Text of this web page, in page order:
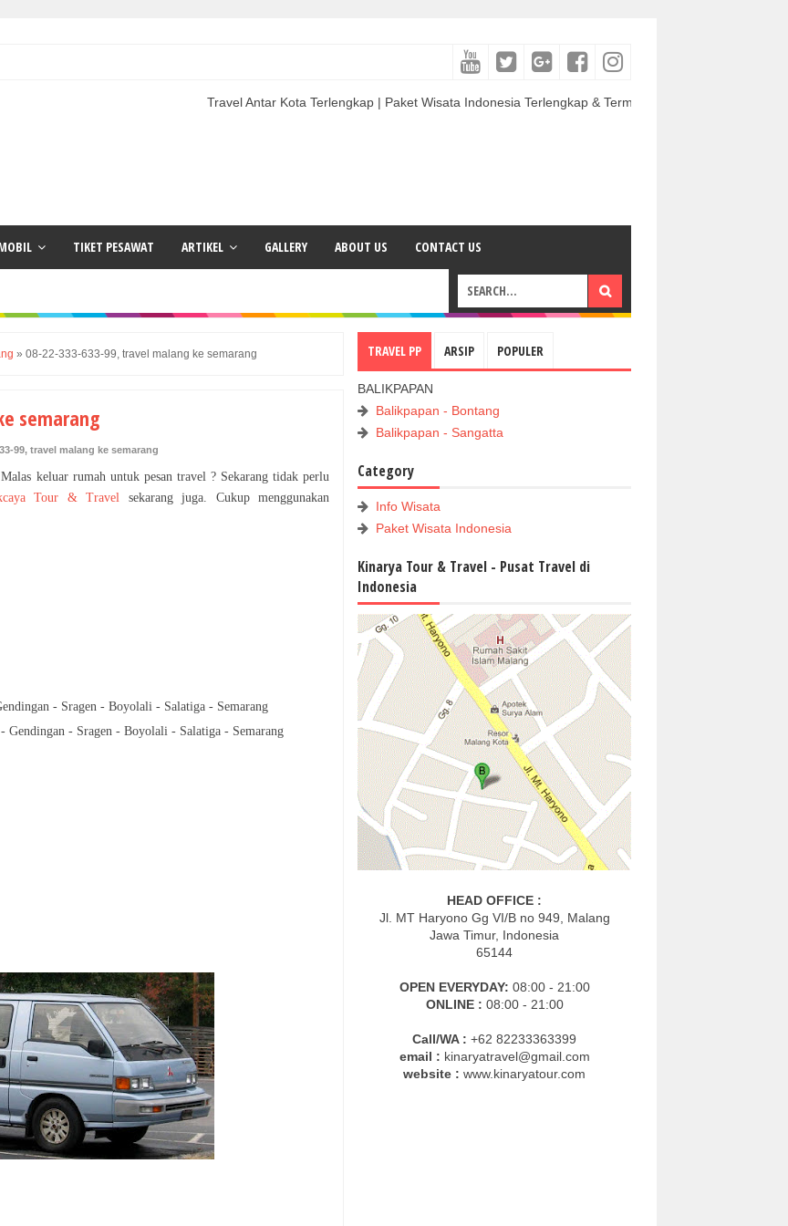
Travel Antar Kota Terlengkap | Paket Wisata Indonesia Terlengkap & Termurah | Sewa Mobil termurah &
TIKET PESAWAT ARTIKEL GALLERY ABOUT US CONTACT US
» 08-22-333-633-99, travel malang ke semarang
semarang
99, travel malang ke semarang
Malas keluar rumah untuk pesan travel ? Sekarang tidak perlu
Tour & Travel
sekarang juga. Cukup menggunakan
- Sragen - Boyolali - Salatiga - Semarang
- Sragen - Boyolali - Salatiga - Semarang
TRAVEL PP ARSIP POPULER
BALIKPAPAN
Balikpapan - Bontang
Balikpapan - Sangatta
Category
Info Wisata
Paket Wisata Indonesia
Kinarya Tour & Travel - Pusat Travel di
Indonesia
HEAD OFFICE :
Jl. MT Haryono Gg VI/B no 949, Malang
Jawa Timur, Indonesia
65144
OPEN EVERYDAY: 08:00 - 21:00
ONLINE : 08:00 - 21:00
Call/WA : +62 82233363399
email : kinaryatravel@gmail.com
website : www.kinaryatour.com